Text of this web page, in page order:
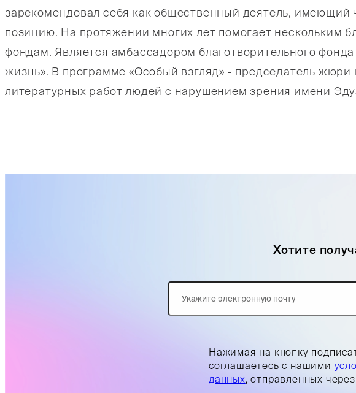
зарекомендовал себя как общественный деятель, имеющий
позицию. На протяжении многих лет помогает нескольким
фондам. Является амбассадором благотворительного
жизнь». В программе «Особый взгляд» - председатель жюри
литературных работ людей с нарушением зрения имени
Хотите
Нажимая на кнопку
соглашаетесь с нашими
данных, отправленных